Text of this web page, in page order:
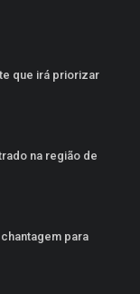
que irá priorizar
na região de
para